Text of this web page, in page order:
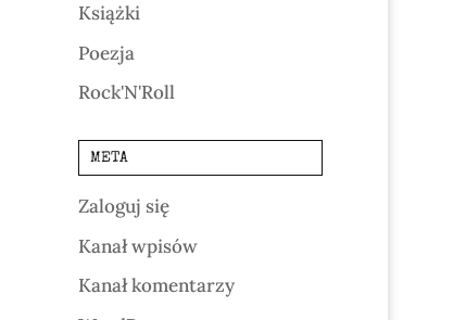
Książki
Poezja
Rock'N'Roll
META
Zaloguj się
Kanał wpisów
Kanał komentarzy